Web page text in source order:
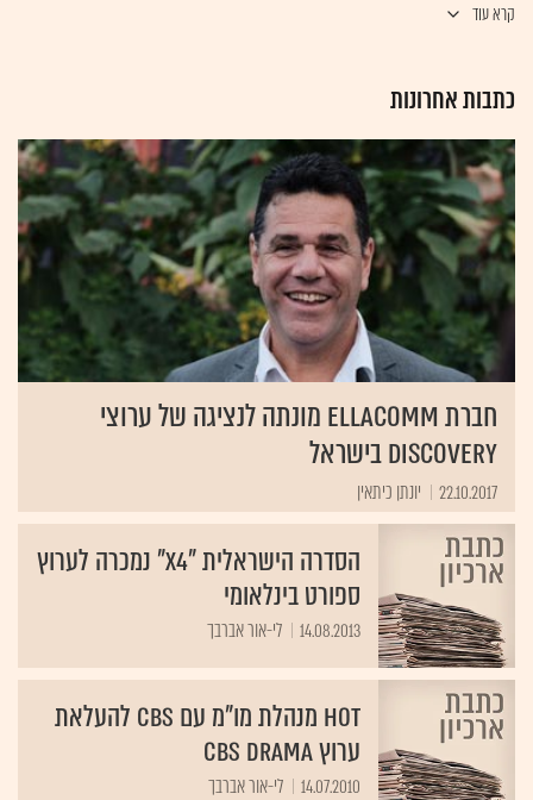
קרא עוד
כתבות אחרונות
חברת EllaComm מונתה לנציגה של ערוצי
Discovery בישראל
22.10.2017 יונתן כיתאין
הסדרה הישראלית "X4" נמכרה לערוץ
ספורט בינלאומי
14.08.2013 לי-אור אברבך
HOT מנהלת מו"מ עם CBS להעלאת
ערוץ CBS DRAMA
14.07.2010 לי-אור אברבך